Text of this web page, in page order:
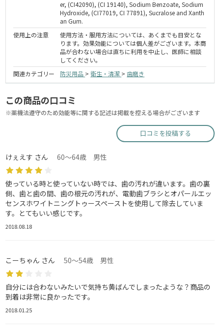
er, (CI42090), (CI 19140), Sodium Benzoate, Sodium
Hydroxide, (CI77019, CI 77891), Sucralose and Xanth
an Gum.
使用上の注意
使用方法・服用方法については、あくまでも目安とな
ります。効果効能については個人差がございます。本商
品が合わない場合は直ちに利用を中止し、医師に相談
してください。
関連カテゴリー
防災用品 >衛生・清潔 >歯磨き
この商品の口コミ
※薬機法遵守のため効能等に関する記述は掲載を控える場合がございます
口コミを投稿する
けぇえす さん 60～64歳 男性
使っている時と使っていない時では、歯の汚れが違います。歯の裏
側、歯と歯の間、歯の根元の汚れが、電動歯ブラシとオパールエッ
センスホワイトニングトゥースペーストを使用して除去していま
す。とてもいい感じです。
2018.08.18
こーちゃん さん 50～54歳 男性
自分には合わないみたいで気持ち黄ばんでしまったような？商品の
到着は非常に良かったです。
2018.01.25